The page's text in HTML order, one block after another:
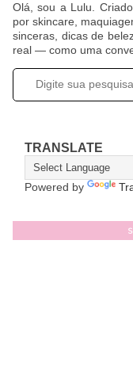
Olá, sou a Lulu.
por skincare,
sinceras, dicas de
real — como uma
TRANSLATE
Powered by